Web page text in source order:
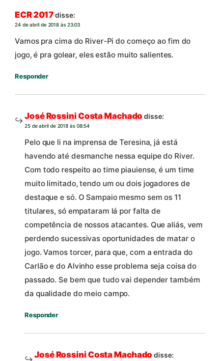
ECR 2017disse:
24 de abril de 2018 às 23:03
Vamos pra cima do River-Pi do começo ao fim do
jogo, é pra golear, eles estão muito salientes.
Responder
José Rossini Costa Machado disse:
25 de abril de 2018 às 08:54
Pelo que li na imprensa de Teresina, já está
havendo até desmanche nessa equipe do River.
Com todo respeito ao time piauiense, é um time
muito limitado, tendo um ou dois jogadores de
destaque e só. O Sampaio mesmo sem os 11
titulares, só empataram lá por falta de
competência de nossos atacantes. Que aliás, vem
perdendo sucessivas oportunidades de matar o
jogo. Vamos torcer, para que, com a entrada do
Carlão e do Alvinho esse problema seja coisa do
passado. Se bem que tudo vai depender também
da qualidade do meio campo.
Responder
José Rossini Costa Machado disse: